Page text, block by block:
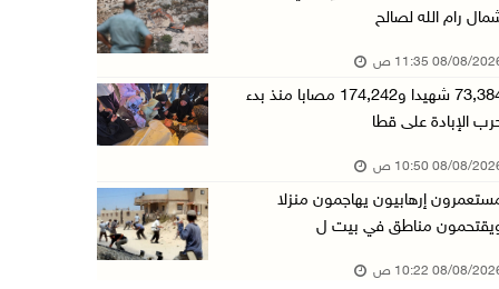
تقرير: خطاب الكراهية والتحريض يتصاعد في أوساط ...
الاحتلال ينصب حاجزا عسكريا في نعلين غرب رام ا ...
08/آب/2026 09:09 ص
رام الله لصالح
08/2026 11:35 ص
73,384 شهيدا و174,242 مصابا منذ بدء
الإبادة على قطا
08/2026 10:50 ص
إرهابيون يهاجمون منزلا
مناطق في بيت ل
08/2026 10:22 ص